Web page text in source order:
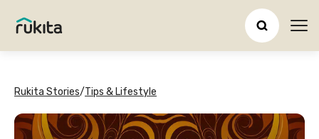
Rukita Stories/Tips & Lifestyle